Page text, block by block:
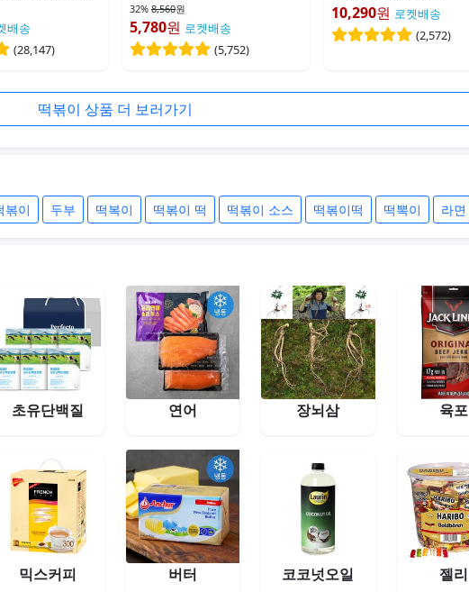
배송
(28,147)
32% 8,560원
5,780원 로켓배송
(5,752)
10,290원 로켓배송
(2,572)
떡볶이 상품 더 보러가기
볶이 두부 떡복이 떡볶이 떡 떡볶이 소스 떡볶이떡 떡뽁이 라면
초유단백질 연어 장뇌삼 육포
믹스커피 버터 코코넛오일 젤리